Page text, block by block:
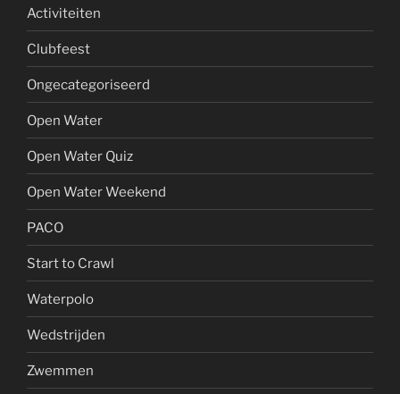
Activiteiten
Clubfeest
Ongecategoriseerd
Open Water
Open Water Quiz
Open Water Weekend
PACO
Start to Crawl
Waterpolo
Wedstrijden
Zwemmen